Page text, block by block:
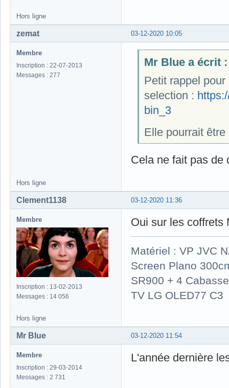
Hors ligne
03-12-2020 10:05
zemat
Membre
Inscription : 22-07-2013
Messages : 277
Mr Blue a écrit :
Petit rappel
selection :
bin_3
Elle pourrait
Cela ne fait pas de
Hors ligne
03-12-2020 11:36
Clement1138
Membre
Inscription : 13-02-2013
Messages : 14 056
Oui sur les coffrets
Matériel : VP JVC
Screen Plano
SR900 + 4
TV LG OLED77 C3
Hors ligne
03-12-2020 11:54
Mr Blue
Membre
Inscription : 29-03-2014
Messages : 2 731
L'année dernière